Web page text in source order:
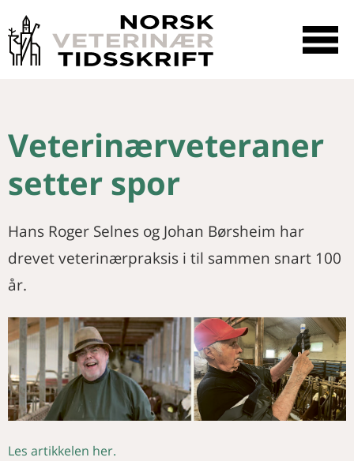
☰
Veterinærveteraner
setter spor
Hans Roger Selnes og Johan Børsheim har
drevet veterinærpraksis i til sammen snart 100
år.
Les artikkelen her.